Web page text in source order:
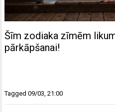
Šīm zodiaka zīmēm
pārkāpšanai!
Tagged09/03,21:00